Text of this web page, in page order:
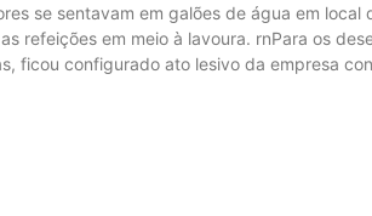
se sentavam em galões de água em local
refeições em meio à lavoura. rnPara os
ficou configurado ato lesivo da empresa